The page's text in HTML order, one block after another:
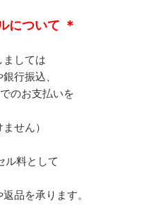
について ＊
しては
行振込、
のお支払いを
せん）
ル料として
品を承ります。